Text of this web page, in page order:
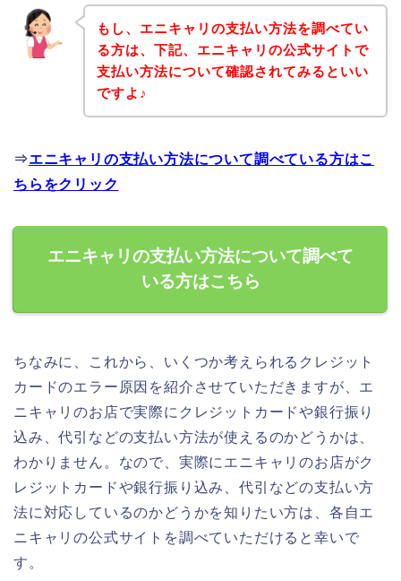
もし、エニキャリの支払い方法を調べてい
る方は、下記、エニキャリの公式サイトで
支払い方法について確認されてみるといい
ですよ♪
⇒エニキャリの支払い方法について調べている方はこ
ちらをクリック
エニキャリの支払い方法について調べて
いる方はこちら
ちなみに、これから、いくつか考えられるクレジット
カードのエラー原因を紹介させていただきますが、エ
ニキャリのお店で実際にクレジットカードや銀行振り
込み、代引などの支払い方法が使えるのかどうかは、
わかりません。なので、実際にエニキャリのお店がク
レジットカードや銀行振り込み、代引などの支払い方
法に対応しているのかどうかを知りたい方は、各自エ
ニキャリの公式サイトを調べていただけると幸いで
す。